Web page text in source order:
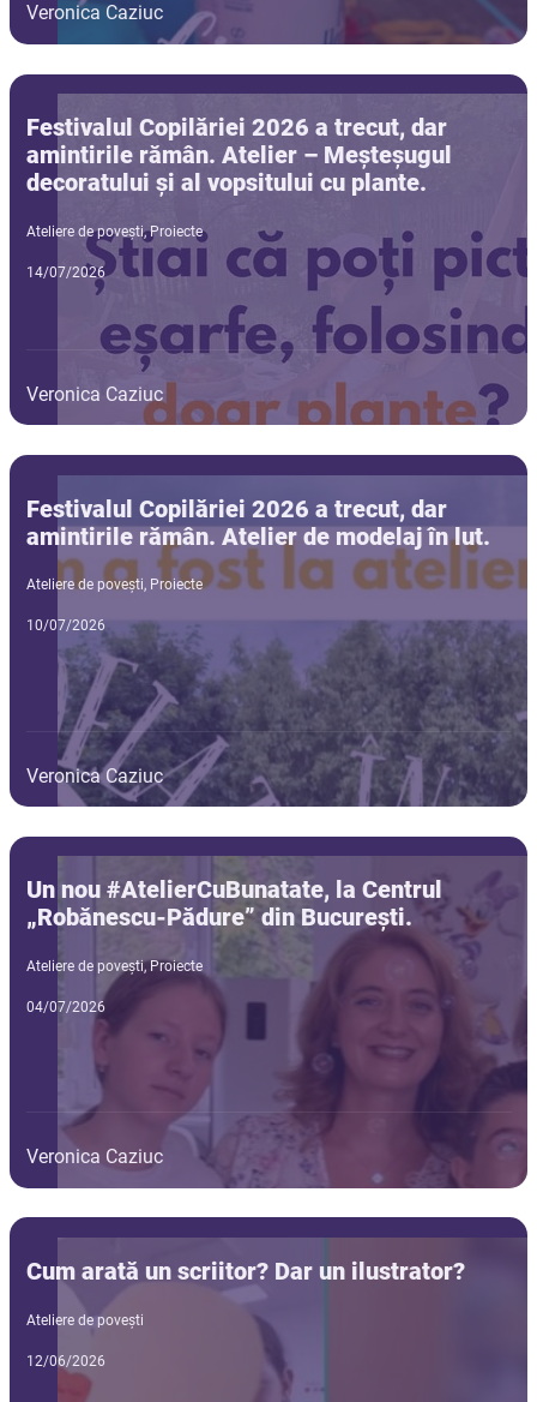
Veronica Caziuc
Festivalul Copilăriei 2026 a trecut, dar
amintirile rămân. Atelier – Meșteșugul
decoratului și al vopsitului cu plante.
Ateliere de povești,Proiecte
14/07/2026
Veronica Caziuc
Festivalul Copilăriei 2026 a trecut, dar
amintirile rămân. Atelier de modelaj în lut.
Ateliere de povești, Proiecte
10/07/2026
Veronica Caziuc
Un nou #AtelierCuBunatate, la Centrul
„Robănescu-Pădure” din București.
Ateliere de povești, Proiecte
04/07/2026
Veronica Caziuc
Cum arată un scriitor? Dar un ilustrator?
Ateliere de povești
12/06/2026